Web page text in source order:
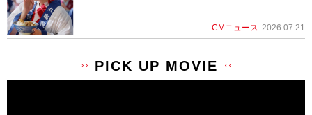
CMニュース 2026.07.21
PICK UP MOVIE